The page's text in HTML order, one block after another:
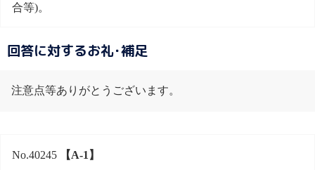
合等)。
回答に対するお礼･補足
注意点等ありがとうございます。
No.40245 【A-1】